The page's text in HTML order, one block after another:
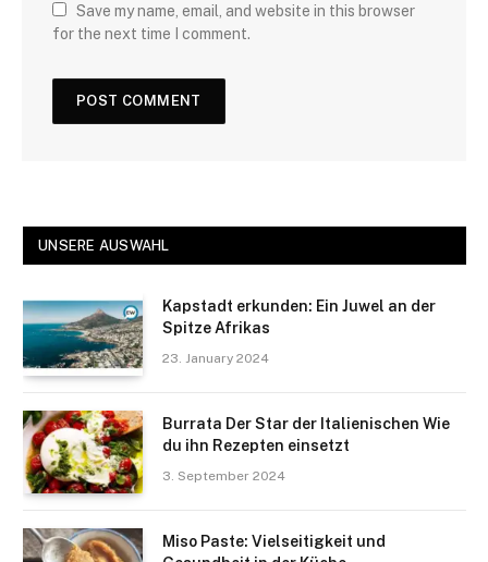
Save my name, email, and website in this browser
for the next time I comment.
UNSERE AUSWAHL
Kapstadt erkunden: Ein Juwel an der
Spitze Afrikas
23. January 2024
Burrata Der Star der Italienischen Wie
du ihn Rezepten einsetzt
3. September 2024
Miso Paste: Vielseitigkeit und